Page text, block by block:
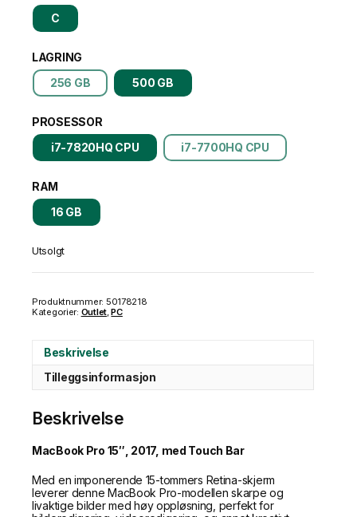
C
LAGRING
256 GB
500 GB
PROSESSOR
i7-7820HQ CPU
i7-7700HQ CPU
RAM
16 GB
Utsolgt
Produktnummer: 50178218
Kategorier: Outlet,PC
Beskrivelse
Tilleggsinformasjon
Beskrivelse
MacBook Pro 15″, 2017, med Touch Bar
Med en imponerende 15-tommers Retina-skjerm
leverer denne MacBook Pro-modellen skarpe og
livaktige bilder med høy oppløsning, perfekt for